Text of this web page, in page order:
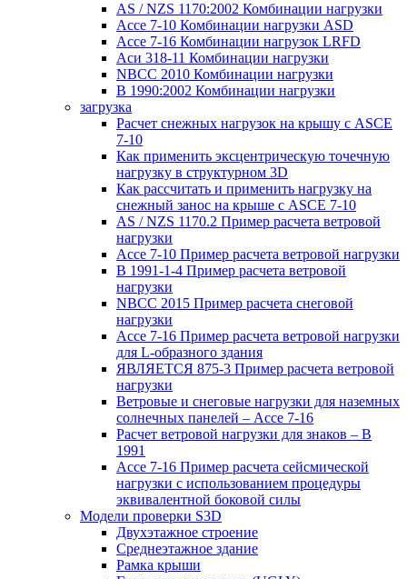
AS / NZS 1170:2002 Комбинации нагрузки
Ассе 7-10 Комбинации нагрузки ASD
Ассе 7-16 Комбинации нагрузок LRFD
Аси 318-11 Комбинации нагрузки
NBCC 2010 Комбинации нагрузки
В 1990:2002 Комбинации нагрузки
загрузка
Расчет снежных нагрузок на крышу с ASCE
7-10
Как применить эксцентрическую точечную
нагрузку в структурном 3D
Как рассчитать и применить нагрузку на
снежный занос на крыше с ASCE 7-10
AS / NZS 1170.2 Пример расчета ветровой
нагрузки
Ассе 7-10 Пример расчета ветровой нагрузки
В 1991-1-4 Пример расчета ветровой
нагрузки
NBCC 2015 Пример расчета снеговой
нагрузки
Ассе 7-16 Пример расчета ветровой нагрузки
для L-образного здания
ЯВЛЯЕТСЯ 875-3 Пример расчета ветровой
нагрузки
Ветровые и снеговые нагрузки для наземных
солнечных панелей – Ассе 7-16
Расчет ветровой нагрузки для знаков – В
1991
Ассе 7-16 Пример расчета сейсмической
нагрузки с использованием процедуры
эквивалентной боковой силы
Модели проверки S3D
Двухэтажное строение
Среднеэтажное здание
Рамка крыши